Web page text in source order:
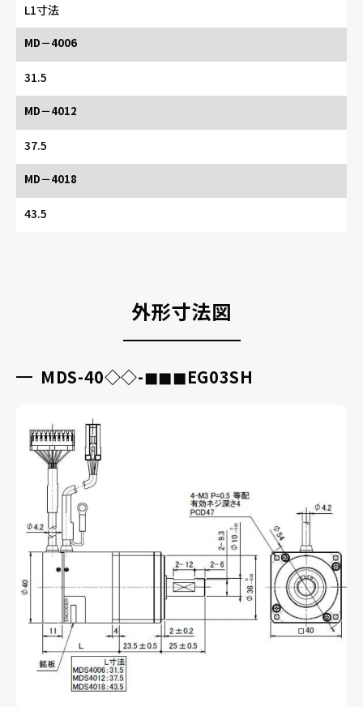
MD－4006
MD－4012
MD－4018
L1寸法
31.5
37.5
43.5
外形寸法図
MDS-40◇◇-◼︎◼︎◼︎EG03SH